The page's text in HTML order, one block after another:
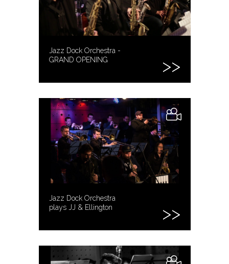
Jazz Dock Orchestra -
GRAND OPENING
Jazz Dock Orchestra
plays JJ & Ellington